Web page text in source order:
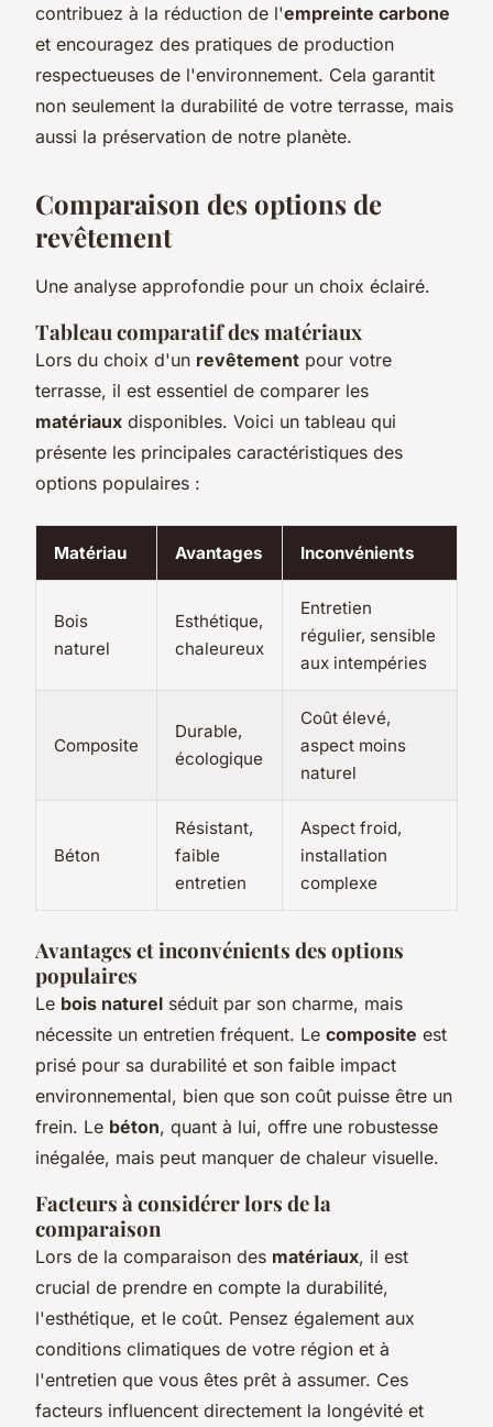
contribuez à la réduction de l'empreinte carbone
et encouragez des pratiques de production
respectueuses de l'environnement. Cela garantit
non seulement la durabilité de votre terrasse, mais
aussi la préservation de notre planète.
Comparaison des options de
revêtement
Une analyse approfondie pour un choix éclairé.
Tableau comparatif des matériaux
Lors du choix d'un revêtement pour votre
terrasse, il est essentiel de comparer les
matériaux disponibles. Voici un tableau qui
présente les principales caractéristiques des
options populaires :
Matériau Avantages Inconvénients
Bois
naturel
Esthétique,
chaleureux
Entretien
régulier, sensible
aux intempéries
Composite
Durable,
écologique
Coût élevé,
aspect moins
naturel
Béton
Résistant,
faible
entretien
Aspect froid,
installation
complexe
Avantages et inconvénients des options
populaires
Le bois naturel séduit par son charme, mais
nécessite un entretien fréquent. Le composite est
prisé pour sa durabilité et son faible impact
environnemental, bien que son coût puisse être un
frein. Le béton, quant à lui, offre une robustesse
inégalée, mais peut manquer de chaleur visuelle.
Facteurs à considérer lors de la
comparaison
Lors de la comparaison des matériaux, il est
crucial de prendre en compte la durabilité,
l'esthétique, et le coût. Pensez également aux
conditions climatiques de votre région et à
l'entretien que vous êtes prêt à assumer. Ces
facteurs influencent directement la longévité et